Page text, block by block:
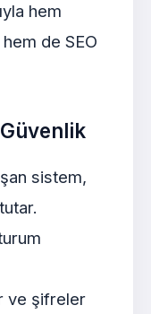
hem
de SEO
sistem,
ve şifreler